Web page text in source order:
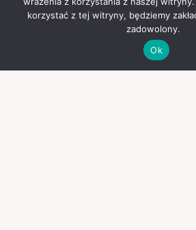
korzystać z tej witryny, będziemy
zadowolony.
Ok